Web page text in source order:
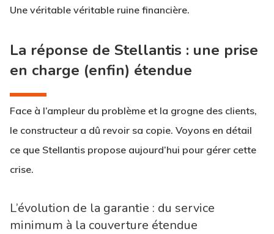
Une véritable véritable ruine financière.
La réponse de Stellantis : une prise
en charge (enfin) étendue
Face à l’ampleur du problème et la grogne des clients,
le constructeur a dû revoir sa copie. Voyons en détail
ce que Stellantis propose aujourd’hui pour gérer cette
crise.
L’évolution de la garantie : du service
minimum à la couverture étendue